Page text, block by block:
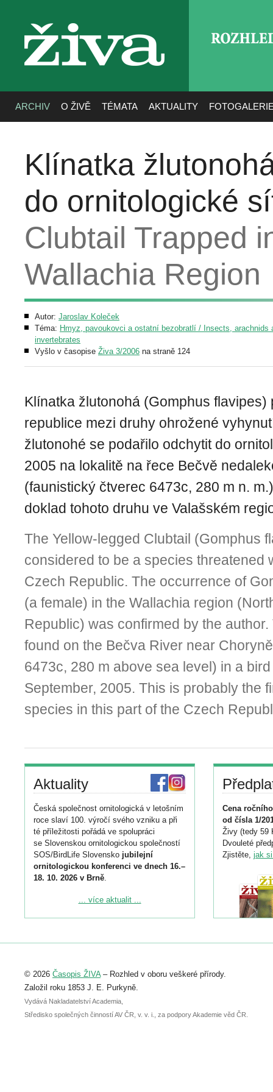
živa
ARCHIV O ŽIVĚ TÉMATA AKTUALITY
Klínatka
do ornitologické
Clubtail Trapped
Wallachia Region
Autor: Jaroslav Koleček
Téma: Hmyz, pavoukovci a ostatní bezobratlí / Insects, arachnids
invertebrates
Vyšlo v časopise Živa 3/2006 na straně 124
Klínatka žlutonohá (Gomphus flavipes)
republice mezi druhy ohrožené
žlutonohé se podařilo odchytit do
2005 na lokalitě na řece Bečvě
(faunistický čtverec 6473c, 280 m n.
doklad tohoto druhu ve Valašském
The Yellow-legged Clubtail (Gomphus
considered to be a species threatened
Czech Republic. The occurrence of
(a female) in the Wallachia region
Republic) was confirmed by the
found on the Bečva River near
6473c, 280 m above sea level) in a
September, 2005. This is probably the
species in this part of the Czech
Aktuality
Česká společnost ornitologická v letošním
roce slaví 100. výročí svého vzniku a při
té příležitosti pořádá ve spolupráci
se Slovenskou ornitologickou společností
SOS/BirdLife Slovensko jubilejní
ornitologickou konferenci ve dnech 16.–
18. 10. 2026 v Brně.
Podrobnější informace ke konferenci
Registrovat se můžete do 6. září.
abstraktu přihlášené přednášky nebo
posteru je už 30. června.
... více aktualit ...
Cena
od čísla 1/
Živy (tedy 59
Dvouleté
Zjistěte, jak
© 2026 Časopis ŽIVA– Rozhled v oboru veškeré přírody.
Založil roku 1853 J. E. Purkyně.
Vydává Nakladatelství Academia,
Středisko společných činností AV ČR, v. v. i., za podpory Akademie věd ČR.